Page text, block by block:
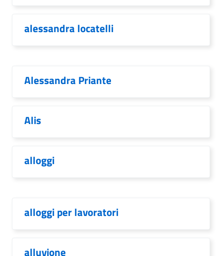
alessandra locatelli
Alessandra Priante
Alis
alloggi
alloggi per lavoratori
alluvione